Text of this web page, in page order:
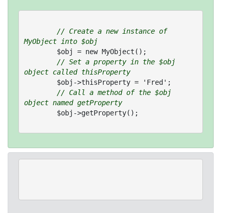
// Create a new instance of
MyObject into $obj
// Set a property in the $obj
object called thisProperty
// Call a method of the $obj
object named getProperty